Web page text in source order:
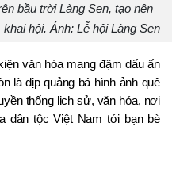
bầu trời Làng Sen, tạo nên
hội. Ảnh: Lễ hội Làng Sen
văn hóa mang đậm dấu ấn
là dịp quảng bá hình ảnh quê
thống lịch sử, văn hóa, nơi
dân tộc Việt Nam tới bạn bè